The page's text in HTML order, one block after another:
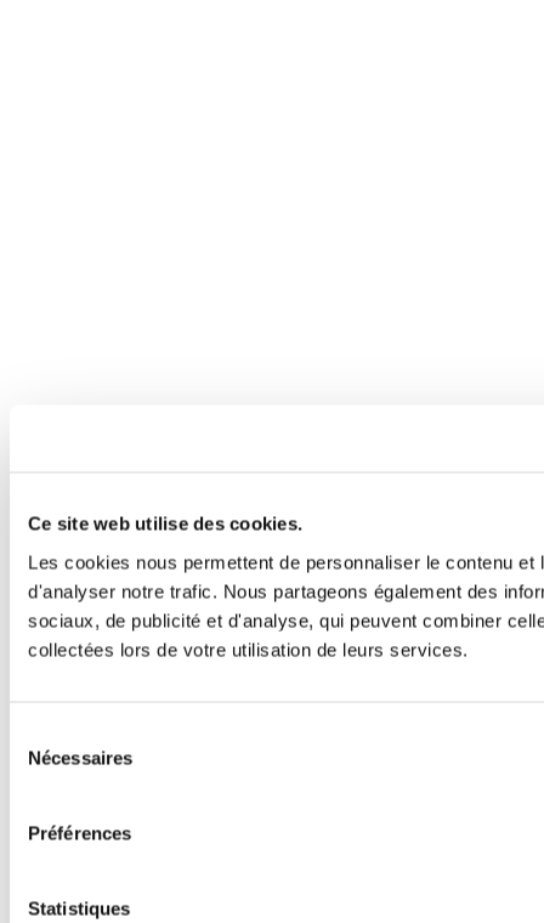
Ce site web utilise des cookies.
Les cookies nous permettent de personnaliser le contenu
d'analyser notre trafic. Nous partageons également des
sociaux, de publicité et d'analyse, qui peuvent combiner
collectées lors de votre utilisation de leurs services.
Nécessaires
Préférences
Statistiques